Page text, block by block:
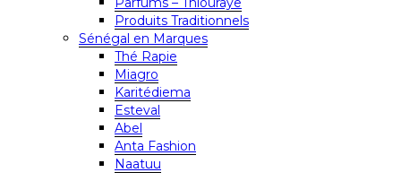
Produits Traditionnels
Sénégal en Marques
Thé Rapie
Miagro
Karitédiema
Esteval
Abel
Anta Fashion
Naatuu